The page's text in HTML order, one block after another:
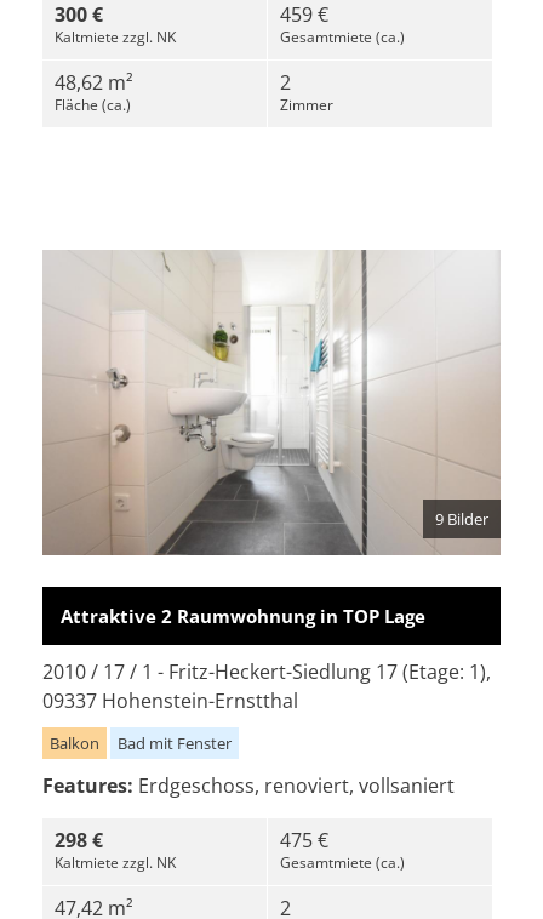
300 €
Kaltmiete zzgl. NK
459 €
Gesamtmiete (ca.)
48,62 m²
Fläche (ca.)
2
Zimmer
9 Bilder
Attraktive 2 Raumwohnung in TOP Lage
2010 / 17 / 1 - Fritz-Heckert-Siedlung 17 (Etage: 1),
09337 Hohenstein-Ernstthal
Balkon Bad mit Fenster
Features: Erdgeschoss, renoviert, vollsaniert
298 €
Kaltmiete zzgl. NK
475 €
Gesamtmiete (ca.)
47,42 m² 2